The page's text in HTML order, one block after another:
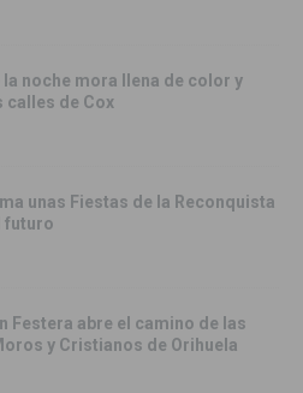
la noche mora llena de color y
de Cox
unas Fiestas de la Reconquista
futuro
Festera abre el camino de las
y Cristianos de Orihuela